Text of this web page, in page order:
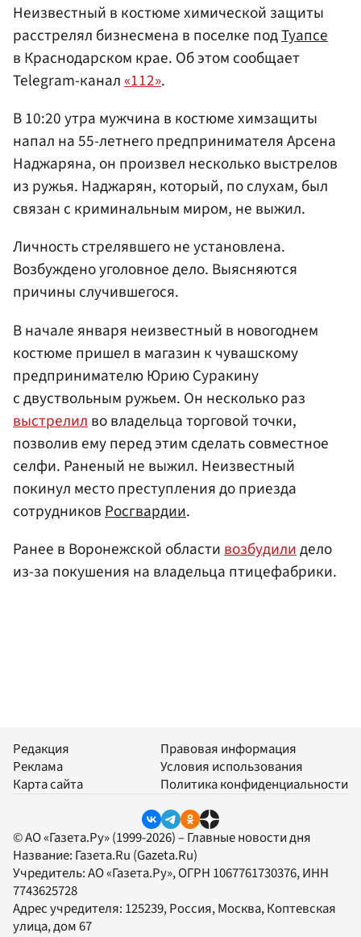
Неизвестный в костюме химической защиты
расстрелял бизнесмена в поселке подТуапсе
в Краснодарском крае. Об этом сообщает
Telegram-канал«112».
В 10:20 утра мужчина в костюме химзащиты
напал на 55-летнего предпринимателя Арсена
Наджаряна, он произвел несколько выстрелов
из ружья. Наджарян, который, по слухам, был
связан с криминальным миром, не выжил.
Личность стрелявшего не установлена.
Возбуждено уголовное дело. Выясняются
причины случившегося.
В начале января неизвестный в новогоднем
костюме пришел в магазин к чувашскому
предпринимателю Юрию Суракину
с двуствольным ружьем. Он несколько раз
выстрелил во владельца торговой точки,
позволив ему перед этим сделать совместное
селфи. Раненый не выжил. Неизвестный
покинул место преступления до приезда
сотрудников Росгвардии.
Ранее в Воронежской областивозбудилидело
из-за покушения на владельца птицефабрики.
Редакция
Реклама
Карта сайта
Правовая информация
Условия использования
Политика конфиденциальности
© АО «Газета.Ру» (1999-2026) – Главные новости дня
Название: Газета.Ru (Gazeta.Ru)
Учредитель:АО «Газета.Ру», ОГРН 1067761730376, ИНН
7743625728
Адрес учредителя: 125239, Россия, Москва, Коптевская
улица, дом 67